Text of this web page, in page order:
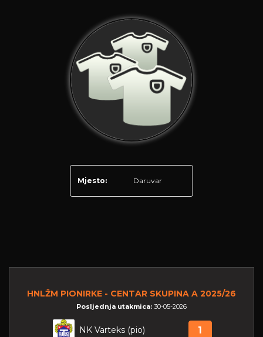
Mjesto: Daruvar
HNLŽM PIONIRKE - CENTAR SKUPINA A 2025/26
Posljednja utakmica: 30-05-2026
NK Varteks (pio) 1